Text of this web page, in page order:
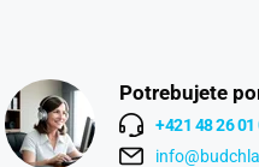
Potrebujete
+421 48 26 01